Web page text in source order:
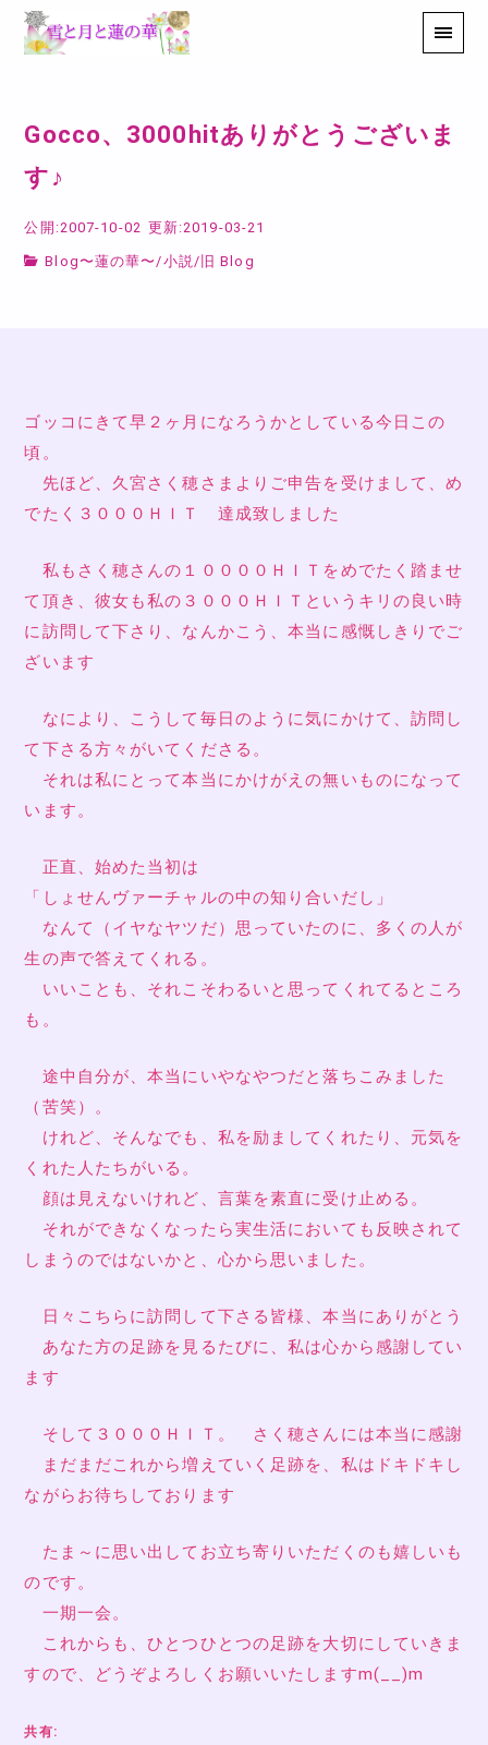
Gocco、3000hitありがとうございま
す♪
公開:2007-10-02 更新:2019-03-21
Blog〜蓮の華〜 /小説 / 旧 Blog
ゴッコにきて早２ヶ月になろうかとしている今日この
頃。
先ほど、久宮さく穂さまよりご申告を受けまして、め
でたく３０００ＨＩＴ 達成致しました
私もさく穂さんの１００００ＨＩＴをめでたく踏ませ
て頂き、彼女も私の３０００ＨＩＴというキリの良い時
に訪問して下さり、なんかこう、本当に感慨しきりでご
ざいます
なにより、こうして毎日のように気にかけて、訪問し
て下さる方々がいてくださる。
それは私にとって本当にかけがえの無いものになって
います。
正直、始めた当初は
「しょせんヴァーチャルの中の知り合いだし」
なんて（イヤなヤツだ）思っていたのに、多くの人が
生の声で答えてくれる。
いいことも、それこそわるいと思ってくれてるところ
も。
途中自分が、本当にいやなやつだと落ちこみました
（苦笑）。
けれど、そんなでも、私を励ましてくれたり、元気を
くれた人たちがいる。
顔は見えないけれど、言葉を素直に受け止める。
それができなくなったら実生活においても反映されて
しまうのではないかと、心から思いました。
日々こちらに訪問して下さる皆様、本当にありがとう
あなた方の足跡を見るたびに、私は心から感謝してい
ます
そして３０００ＨＩＴ。 さく穂さんには本当に感謝
まだまだこれから増えていく足跡を、私はドキドキし
ながらお待ちしております
たま～に思い出してお立ち寄りいただくのも嬉しいも
のです。
一期一会。
これからも、ひとつひとつの足跡を大切にしていきま
すので、どうぞよろしくお願いいたしますm(__)m
共有: